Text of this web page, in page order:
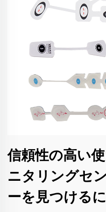
信頼性の高い
ニタリングセ
ーを見つける